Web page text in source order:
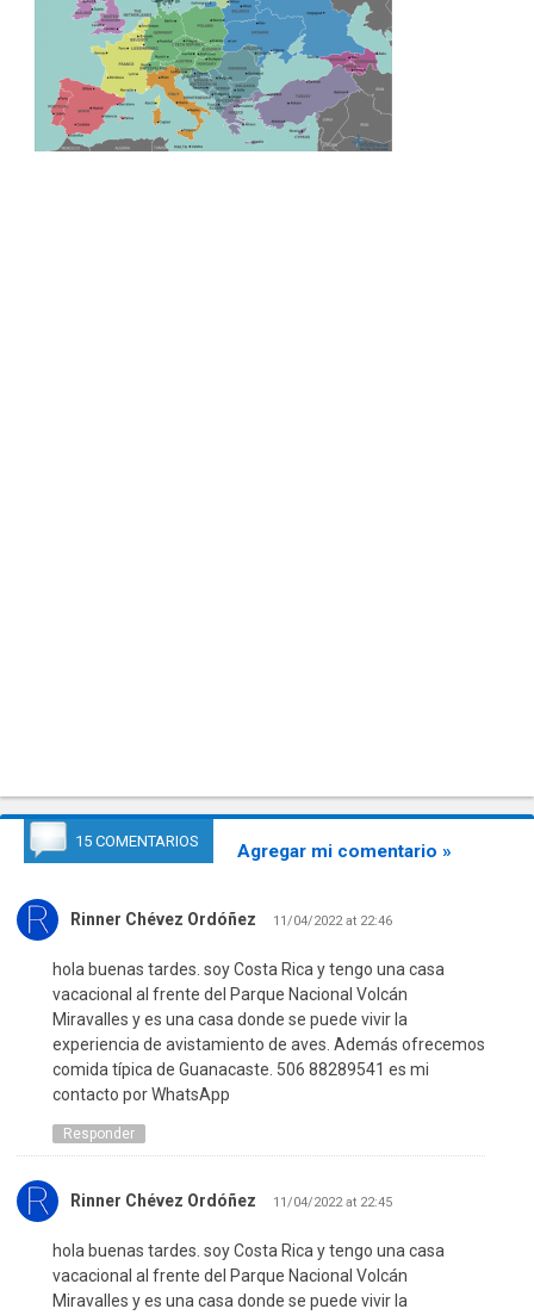
15 COMENTARIOS Agregar mi comentario »
Rinner Chévez Ordóñez 11/04/2022 at 22:46
hola buenas tardes. soy Costa Rica y tengo una casa
vacacional al frente del Parque Nacional Volcán
Miravalles y es una casa donde se puede vivir la
experiencia de avistamiento de aves. Además ofrecemos
comida típica de Guanacaste. 506 88289541 es mi
contacto por WhatsApp
Responder
Rinner Chévez Ordóñez 11/04/2022 at 22:45
hola buenas tardes. soy Costa Rica y tengo una casa
vacacional al frente del Parque Nacional Volcán
Miravalles y es una casa donde se puede vivir la